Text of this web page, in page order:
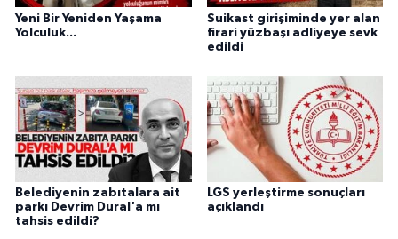
Yeni Bir Yeniden Yaşama
Yolculuk...
Suikast girişiminde yer alan
firari yüzbaşı adliyeye sevk
edildi
Belediyenin zabıtalara ait
parkı Devrim Dural'a mı
tahsis edildi?
LGS yerleştirme sonuçları
açıklandı